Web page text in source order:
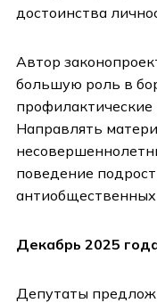
достоинства
Автор
большую роль в
профилактические
Направлять
поведение
антиобщественных
Декабрь 2025
Депутаты